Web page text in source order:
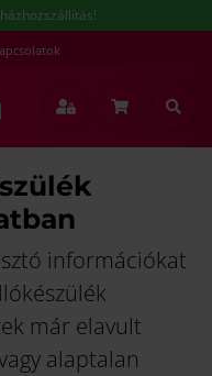
házhozszállítás!
információkat
már elavult
alaptalan